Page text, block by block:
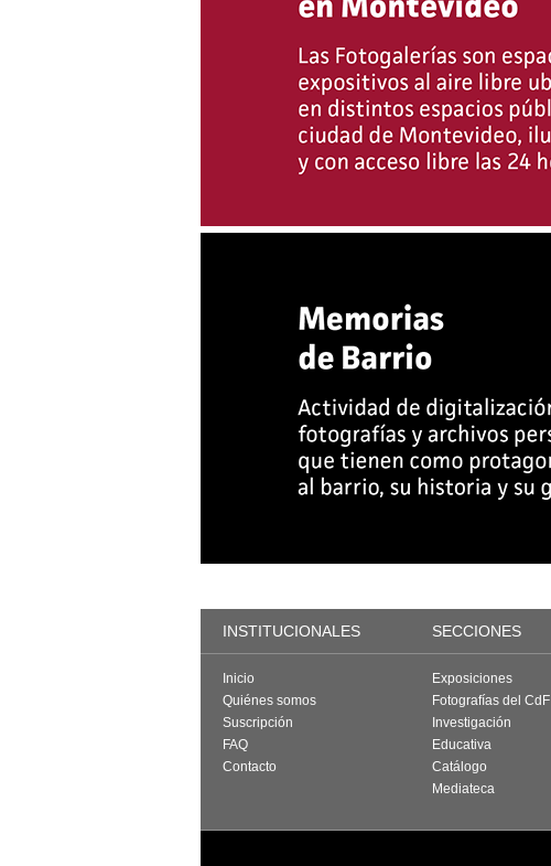
INSTITUCIONALES SECCIONES
Inicio
Quiénes somos
Suscripción
FAQ
Contacto
Exposiciones
Fotografías del CdF
Investigación
Educativa
Catálogo
Mediateca